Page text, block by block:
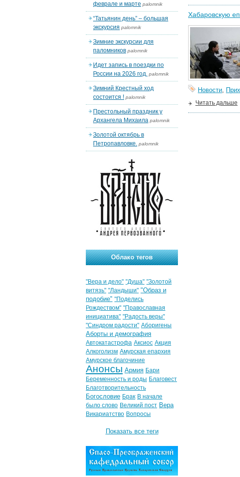
Хабаровскую
Новости,
Читать дальше
феврале и марте palomnik
“Татьянин день” – большая
экскурсия palomnik
Зимние экскурсии для
паломников palomnik
Идет запись в поездки по
России на 2026 год. palomnik
Зимний Крестный ход
состоится ! palomnik
Престольный праздник у
Архангела Михаила palomnik
Золотой октябрь в
Петропавловке. palomnik
Облако тегов
"Вера и дело" "Душа" "Золотой
витязь" "Ландыши" "Образ и
подобие" "Поделись
Рождеством" "Православная
инициатива" "Радость веры"
"Синдром радости" Аборигены
Аборты и демография
Автокатастрофа Аксиос Акция
Алкоголизм Амурская епархия
Амурское благочиние
Анонсы Армия Бари
Беременность и роды Благовест
Благотворительность
Богословие Брак В начале
было слово Великий пост Вера
Викариатство Вопросы
Показать все теги